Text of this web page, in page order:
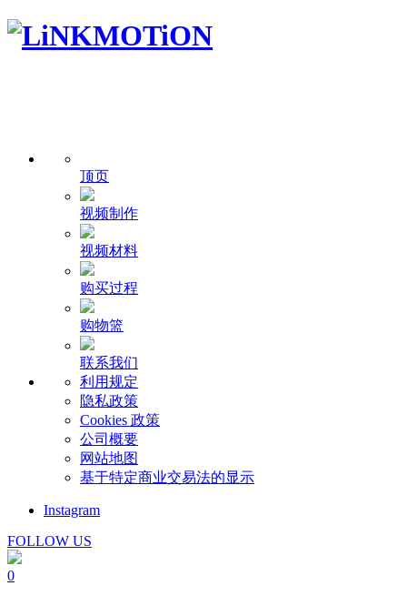
顶页
视频制作
视频材料
购买过程
购物篮
联系我们
利用规定
隐私政策
Cookies 政策
公司概要
网站地图
基于特定商业交易法的显示
Instagram
FOLLOW US
0